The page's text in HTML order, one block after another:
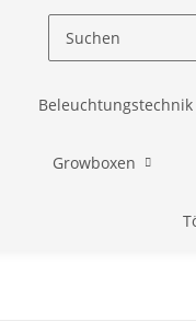
Beleuchtungstechnik
Growboxen